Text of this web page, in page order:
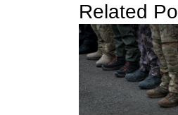
записям
запись:
Related